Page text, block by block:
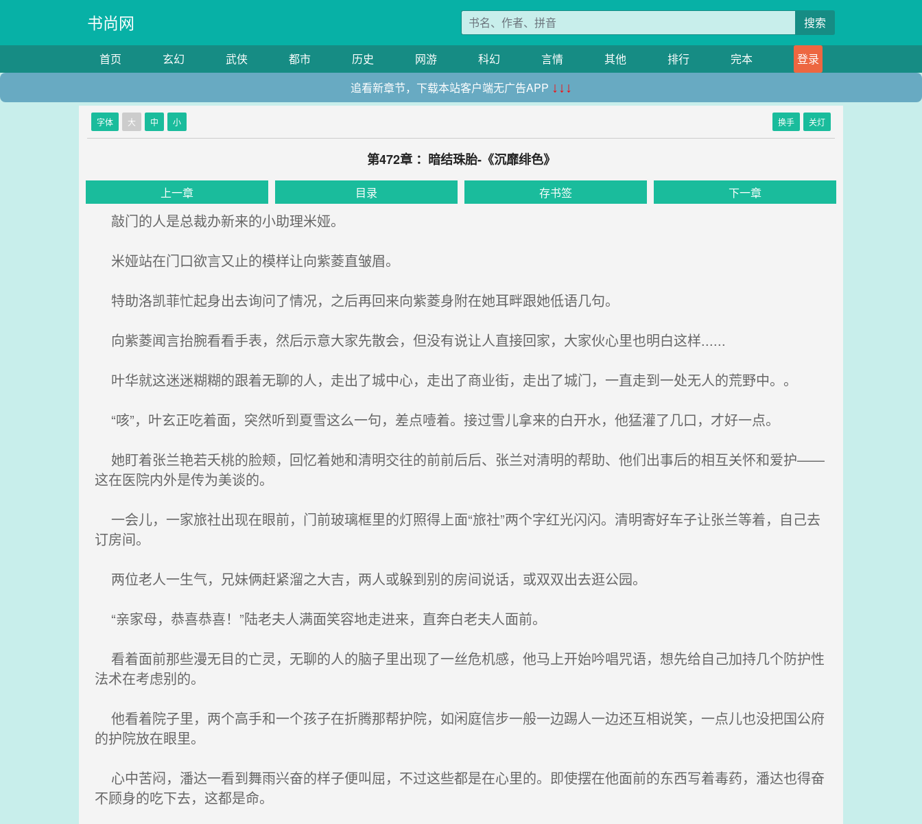
书尚网 搜索
首页 玄幻 武侠 都市 历史 网游 科幻 言情 其他 排行 完本
登录
追看新章节，下载本站客户端无广告APP ↓↓↓
字体 大 中 小 换手 关灯
第472章 ：暗结珠胎-《沉靡绯色》
上一章 目录 存书签 下一章
敲门的人是总裁办新来的小助理米娅。
米娅站在门口欲言又止的模样让向紫菱直皱眉。
特助洛凯菲忙起身出去询问了情况，之后再回来向紫菱身附在她耳畔跟她低语几句。
向紫菱闻言抬腕看看手表，然后示意大家先散会，但没有说让人直接回家，大家伙心里也明白这样......
叶华就这迷迷糊糊的跟着无聊的人，走出了城中心，走出了商业街，走出了城门，一直走到一处无人的荒野中。。
“咳”，叶玄正吃着面，突然听到夏雪这么一句，差点噎着。接过雪儿拿来的白开水，他猛灌了几口，才好一点。
她盯着张兰艳若夭桃的脸颊，回忆着她和清明交往的前前后后、张兰对清明的帮助、他们出事后的相互关怀和爱护——
这在医院内外是传为美谈的。
一会儿，一家旅社出现在眼前，门前玻璃框里的灯照得上面“旅社”两个字红光闪闪。清明寄好车子让张兰等着，自己去
订房间。
两位老人一生气，兄妹俩赶紧溜之大吉，两人或躲到别的房间说话，或双双出去逛公园。
“亲家母，恭喜恭喜！”陆老夫人满面笑容地走进来，直奔白老夫人面前。
看着面前那些漫无目的亡灵，无聊的人的脑子里出现了一丝危机感，他马上开始吟唱咒语，想先给自己加持几个防护性
法术在考虑别的。
他看着院子里，两个高手和一个孩子在折腾那帮护院，如闲庭信步一般一边踢人一边还互相说笑，一点儿也没把国公府
的护院放在眼里。
心中苦闷，潘达一看到舞雨兴奋的样子便叫屈，不过这些都是在心里的。即使摆在他面前的东西写着毒药，潘达也得奋
不顾身的吃下去，这都是命。